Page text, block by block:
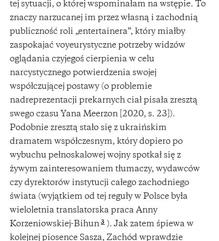
tej sytuacji, o której wspominałam na wstępie. To
znaczy narzucanej im przez własną i zachodnią
publiczność roli „entertainera”, który miałby
zaspokajać voyeurystyczne potrzeby widzów
oglądania czyjegoś cierpienia w celu
narcystycznego potwierdzenia swojej
współczującej postawy (o problemie
nadreprezentacji prekarnych ciał pisała zresztą
swego czasu Yana Meerzon [2020, s. 23]).
Podobnie zresztą stało się z ukraińskim
dramatem współczesnym, który dopiero po
wybuchu pełnoskalowej wojny spotkał się z
żywym zainteresowaniem tłumaczy, wydawców
czy dyrektorów instytucji całego zachodniego
świata (wyjątkiem od tej reguły w Polsce była
wieloletnia translatorska praca Anny
Korzeniowskiej-Bihun 3 ). Jak zatem śpiewa w
kolejnej piosence Sasza, Zachód wprawdzie